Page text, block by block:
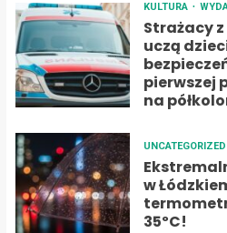
KULTURA
Strażacy
uczą
pierwszej
na
UNCATEGORIZED
w
35ºC!